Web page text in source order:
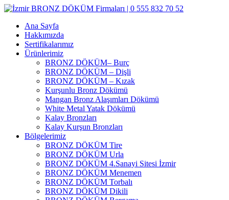
Ana Sayfa
Hakkımızda
Sertifikalarımız
Ürünlerimiz
BRONZ DÖKÜM– Burç
BRONZ DÖKÜM – Dişli
BRONZ DÖKÜM – Kızak
Kurşunlu Bronz Dökümü
Mangan Bronz Alaşımları Dökümü
White Metal Yatak Dökümü
Kalay Bronzları
Kalay Kurşun Bronzları
Bölgelerimiz
BRONZ DÖKÜM Tire
BRONZ DÖKÜM Urla
BRONZ DÖKÜM 4.Sanayi Sitesi İzmir
BRONZ DÖKÜM Menemen
BRONZ DÖKÜM Torbalı
BRONZ DÖKÜM Dikili